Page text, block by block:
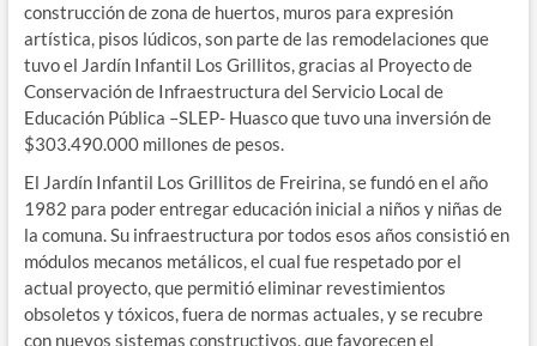
construcción de zona de huertos, muros para expresión
artística, pisos lúdicos, son parte de las remodelaciones que
tuvo el Jardín Infantil Los Grillitos, gracias al Proyecto de
Conservación de Infraestructura del Servicio Local de
Educación Pública –SLEP- Huasco que tuvo una inversión de
$303.490.000 millones de pesos.
El Jardín Infantil Los Grillitos de Freirina, se fundó en el año
1982 para poder entregar educación inicial a niños y niñas de
la comuna. Su infraestructura por todos esos años consistió en
módulos mecanos metálicos, el cual fue respetado por el
actual proyecto, que permitió eliminar revestimientos
obsoletos y tóxicos, fuera de normas actuales, y se recubre
con nuevos sistemas constructivos, que favorecen el